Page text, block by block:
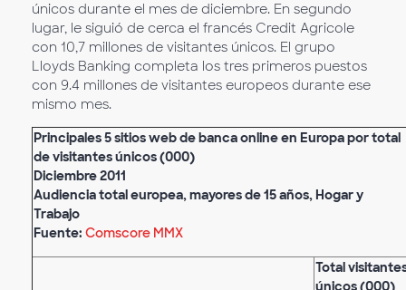
únicos durante el mes de diciembre. En segundo
lugar, le siguió de cerca el francés Credit Agricole
con 10,7 millones de visitantes únicos. El grupo
Lloyds Banking completa los tres primeros puestos
con 9.4 millones de visitantes europeos durante ese
mismo mes.
Principales 5 sitios web de banca online en Europa por total
de visitantes únicos (000)
Diciembre 2011
Audiencia total europea, mayores de 15 años, Hogar y
Trabajo
Fuente: Comscore MMX
Total
únicos (000)